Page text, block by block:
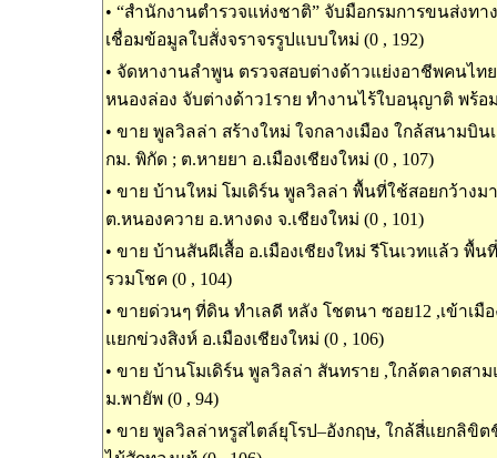
• “สำนักงานตำรวจแห่งชาติ” จับมือกรมการขนส่งทา
เชื่อมข้อมูลใบสั่งจราจรรูปแบบใหม่ (0 , 192)
• จัดหางานลำพูน ตรวจสอบต่างด้าวแย่งอาชีพคนไท
หนองล่อง จับต่างด้าว1ราย ทำงานไร้ใบอนุญาติ พร้อ
• ขาย พูลวิลล่า สร้างใหม่ ใจกลางเมือง ใกล้สนามบิน
กม. พิกัด ; ต.หายยา อ.เมืองเชียงใหม่ (0 , 107)
• ขาย บ้านใหม่ โมเดิร์น พูลวิลล่า พื้นที่ใช้สอยกว้างม
ต.หนองควาย อ.หางดง จ.เชียงใหม่ (0 , 101)
• ขาย บ้านสันผีเสื้อ อ.เมืองเชียงใหม่ รีโนเวทแล้ว พื้น
รวมโชค (0 , 104)
• ขายด่วนๆ ที่ดิน ทำเลดี หลัง โชตนา ซอย12 ,เข้าเมือ
แยกข่วงสิงห์ อ.เมืองเชียงใหม่ (0 , 106)
• ขาย บ้านโมเดิร์น พูลวิลล่า สันทราย ,ใกล้ตลาดสาม
ม.พายัพ (0 , 94)
• ขาย พูลวิลล่าหรูสไตล์ยุโรป–อังกฤษ, ใกล้สี่แยกลิขิ